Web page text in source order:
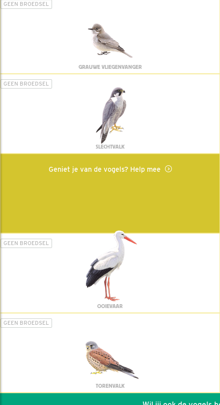
GEEN BROEDSEL
GRAUWE VLIEGENVANGER
GEEN BROEDSEL
SLECHTVALK
Geniet je van de vogels? Help mee
GEEN BROEDSEL
OOIEVAAR
GEEN BROEDSEL
TORENVALK